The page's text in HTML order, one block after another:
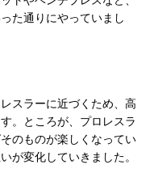
た通りにやっていまし
スラーに近づくため、高
。ところが、プロレスラ
のものが楽しくなってい
が変化していきました。